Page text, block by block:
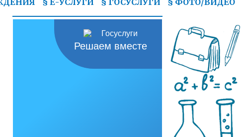
§ Е-УСЛУГИ § ГОСУСЛУГИ § ФОТО/ВИДЕО
Решаем вместе